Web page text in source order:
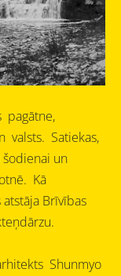
pagātne,
valsts. Satiekas,
un
Kā
Brīvības
Shunmyo